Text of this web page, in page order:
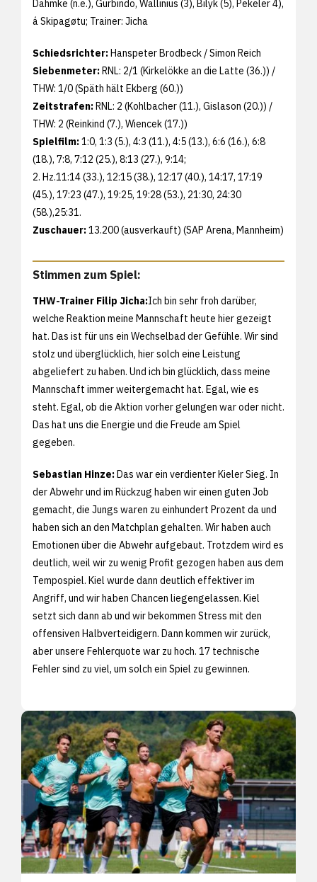
Dahmke (n.e.), Gurbindo, Wallinius (3), Bilyk (5), Pekeler 4),
á Skipagøtu; Trainer: Jicha
Schiedsrichter:Hanspeter Brodbeck / Simon Reich
Siebenmeter:RNL: 2/1 (Kirkelökke an die Latte (36.)) /
THW: 1/0 (Späth hält Ekberg (60.))
Zeitstrafen:RNL: 2 (Kohlbacher (11.), Gislason (20.)) /
THW: 2 (Reinkind (7.), Wiencek (17.))
Spielfilm:1:0, 1:3 (5.), 4:3 (11.), 4:5 (13.), 6:6 (16.), 6:8
(18.), 7:8, 7:12 (25.), 8:13 (27.), 9:14;
2. Hz.11:14 (33.), 12:15 (38.), 12:17 (40.), 14:17, 17:19
(45.), 17:23 (47.), 19:25, 19:28 (53.), 21:30, 24:30
(58.),25:31.
Zuschauer:13.200 (ausverkauft) (SAP Arena, Mannheim)
Stimmen zum Spiel:
THW-Trainer Filip Jicha:Ich bin sehr froh darüber,
welche Reaktion meine Mannschaft heute hier gezeigt
hat. Das ist für uns ein Wechselbad der Gefühle. Wir sind
stolz und überglücklich, hier solch eine Leistung
abgeliefert zu haben. Und ich bin glücklich, dass meine
Mannschaft immer weitergemacht hat. Egal, wie es
steht. Egal, ob die Aktion vorher gelungen war oder nicht.
Das hat uns die Energie und die Freude am Spiel
gegeben.
Sebastian Hinze:Das war ein verdienter Kieler Sieg. In
der Abwehr und im Rückzug haben wir einen guten Job
gemacht, die Jungs waren zu einhundert Prozent da und
haben sich an den Matchplan gehalten. Wir haben auch
Emotionen über die Abwehr aufgebaut. Trotzdem wird es
deutlich, weil wir zu wenig Profit gezogen haben aus dem
Tempospiel. Kiel wurde dann deutlich effektiver im
Angriff, und wir haben Chancen liegengelassen. Kiel
setzt sich dann ab und wir bekommen Stress mit den
offensiven Halbverteidigern. Dann kommen wir zurück,
aber unsere Fehlerquote war zu hoch. 17 technische
Fehler sind zu viel, um solch ein Spiel zu gewinnen.